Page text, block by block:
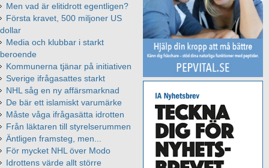
Men vad är elitidrott egentligen?
Första kravet, 500 miljoner US
dollar
Media och klubbar i starkt
beroende
Kommunerna tjänar på initiativen
Sverige ifrågasattes starkt
NHL såg en ny affärsmarknad
De bär ett islamiskt varumärke
Måste våga ifrågasätta idrotten
Från läktaren till styrelserummen
Äntligen framsteg, men...
För mycket NHL över Modo
Idrottens värde allt större